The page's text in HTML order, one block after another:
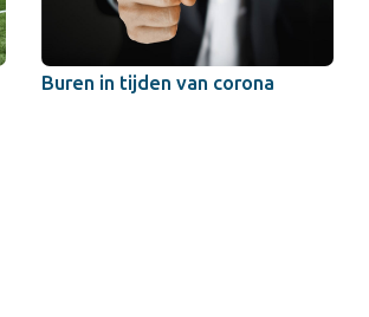
Buren in tijden van corona